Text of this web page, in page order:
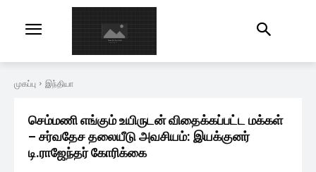
முகப்பு இந்தியா
செம்மணி எங்கும் உயிருடன் விதைக்கப்பட்ட மக்கள்
– சர்வதேச தலையீடு அவசியம்: இயக்குனர்
டி.ராஜேந்தர் கோரிக்கை